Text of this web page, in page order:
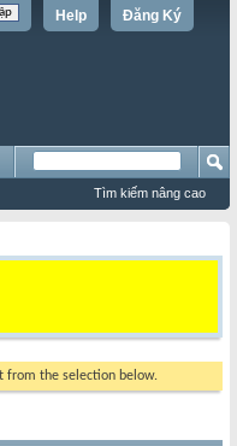
Đăng Ký
Help
Tìm kiếm nâng cao
from the selection below.